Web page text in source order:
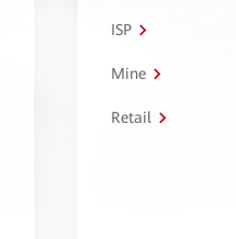
ISP
Mine
Retail